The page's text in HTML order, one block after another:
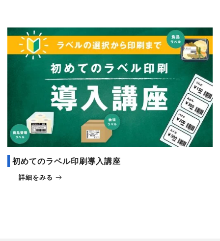
初めてのラベル印刷導入講座
詳細をみる